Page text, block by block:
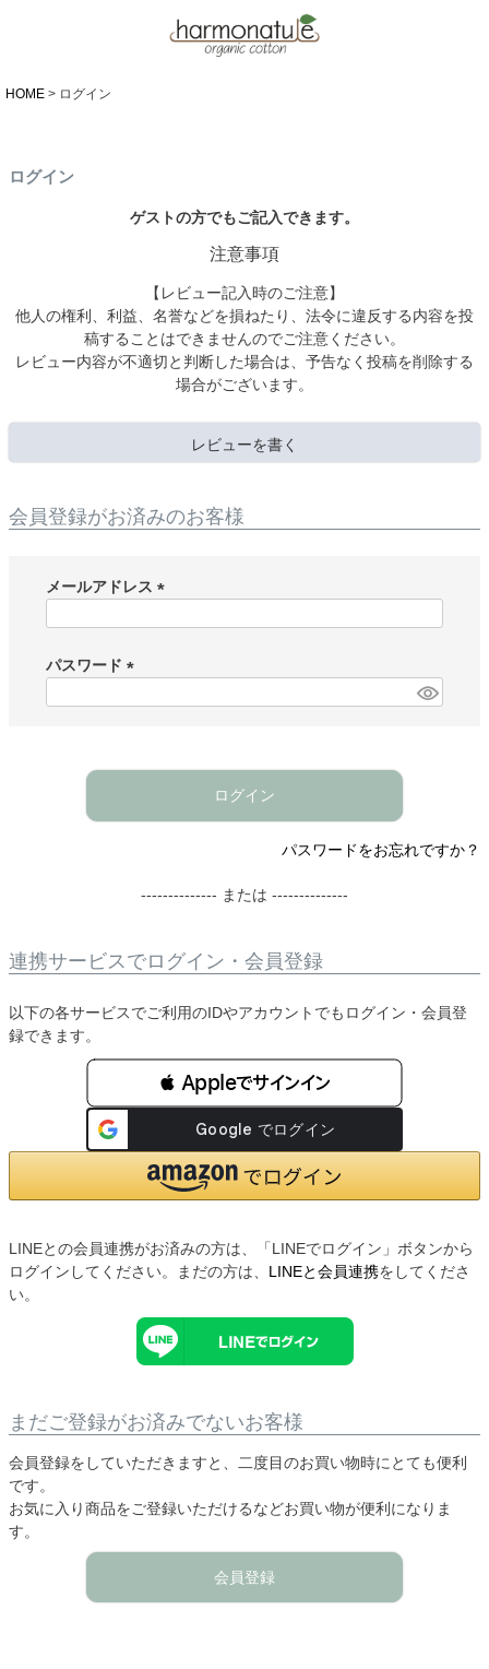
HOME ログイン
ログイン
ゲストの方でもご記入できます。
注意事項
【レビュー記入時のご注意】
他人の権利、利益、名誉などを損ねたり、法令に違反する内容を投
稿することはできませんのでご注意ください。
レビュー内容が不適切と判断した場合は、予告なく投稿を削除する
場合がございます。
レビューを書く
会員登録がお済みのお客様
メールアドレス
)
パスワード
ログイン
パスワードをお忘れですか？
-------------- または --------------
連携サービスでログイン・会員登録
以下の各サービスでご利用のIDやアカウントでもログイン・会員登
録できます。
 Appleでサインイン
LINEとの会員連携がお済みの方は、「LINEでログイン」ボタンから
ログインしてください。まだの方は、 LINEと会員連携をしてくださ
い。
まだご登録がお済みでないお客様
会員登録をしていただきますと、二度目のお買い物時にとても便利
です。
お気に入り商品をご登録いただけるなどお買い物が便利になりま
す。
会員登録